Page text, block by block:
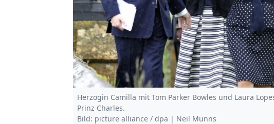
Herzogin Camilla mit Tom Parker Bowles und Laura
Prinz Charles.
Bild: picture alliance / dpa | Neil Munns